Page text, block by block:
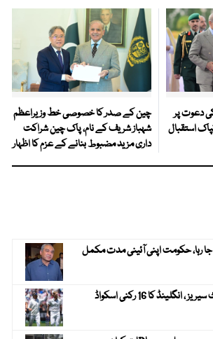
دعوت پر
استقبال
چین کے صدر کا خصوصی خط وزیراعظم
شہباز شریف کے نام، پاک چین شراکت
داری مزید مضبوط بنانے کے عزم کا اظہار
جا رہا، حکومت اپنی آئینی مدت مکمل
پاکستان کیخلاف ٹیسٹ سیریز ، انگلینڈ کا 16 رکنی اسکواڈ